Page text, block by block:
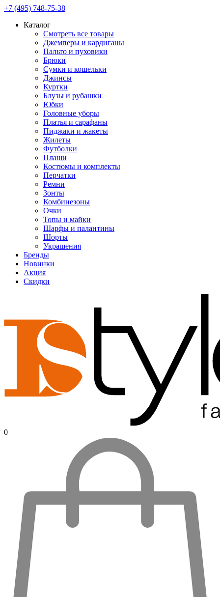
+7 (495) 748-75-38
Каталог
Смотреть все товары
Джемперы и кардиганы
Пальто и пуховики
Брюки
Сумки и кошельки
Джинсы
Куртки
Блузы и рубашки
Юбки
Головные уборы
Платья и сарафаны
Пиджаки и жакеты
Жилеты
Футболки
Плащи
Костюмы и комплекты
Перчатки
Ремни
Зонты
Комбинезоны
Очки
Топы и майки
Шарфы и палантины
Шорты
Украшения
Бренды
Новинки
Акция
Скидки
0